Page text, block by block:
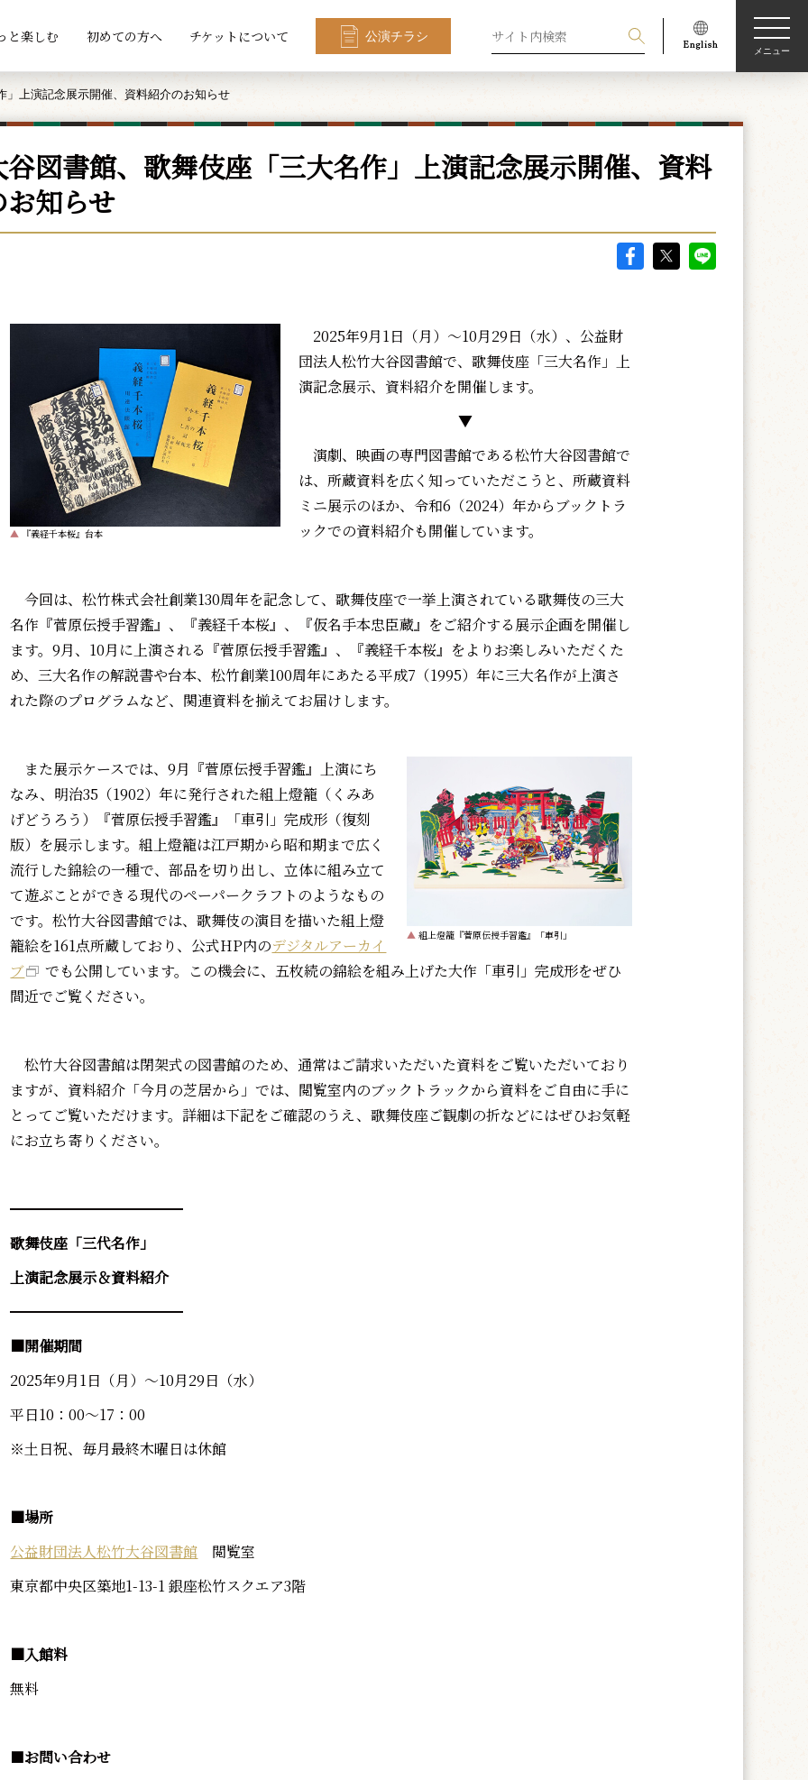
と楽しむ 初めての方へ チケットについて 公演チラシ
メニュー
」上演記念展示開催、資料紹介のお知らせ
図書館、歌舞伎座「三大名作」上演記念展示開催、資料
知らせ
▲ 『義経千本桜』台本
2025年9月1日（月）～10月29日（水）、公益財
団法人松竹大谷図書館で、歌舞伎座「三大名作」上
演記念展示、資料紹介を開催します。
▼
演劇、映画の専門図書館である松竹大谷図書館で
は、所蔵資料を広く知っていただこうと、所蔵資料
ミニ展示のほか、令和6（2024）年からブックトラ
ックでの資料紹介も開催しています。
今回は、松竹株式会社創業130周年を記念して、歌舞伎座で一挙上演されている歌舞伎の三大
名作『菅原伝授手習鑑』、『義経千本桜』、『仮名手本忠臣蔵』をご紹介する展示企画を開催し
ます。9月、10月に上演される『菅原伝授手習鑑』、『義経千本桜』をよりお楽しみいただくた
め、三大名作の解説書や台本、松竹創業100周年にあたる平成7（1995）年に三大名作が上演さ
れた際のプログラムなど、関連資料を揃えてお届けします。
▲ 組上燈籠『菅原伝授手習鑑』「車引」
また展示ケースでは、9月『菅原伝授手習鑑』上演にち
なみ、明治35（1902）年に発行された組上燈籠（くみあ
げどうろう）『菅原伝授手習鑑』「車引」完成形（復刻
版）を展示します。組上燈籠は江戸期から昭和期まで広く
流行した錦絵の一種で、部品を切り出し、立体に組み立て
て遊ぶことができる現代のペーパークラフトのようなもの
です。松竹大谷図書館では、歌舞伎の演目を描いた組上燈
籠絵を161点所蔵しており、公式HP内のデジタルアーカイ
ブ
でも公開しています。この機会に、五枚続の錦絵を組み上げた大作「車引」完成形をぜひ
間近でご覧ください。
松竹大谷図書館は閉架式の図書館のため、通常はご請求いただいた資料をご覧いただいており
ますが、資料紹介「今月の芝居から」では、閲覧室内のブックトラックから資料をご自由に手に
とってご覧いただけます。詳細は下記をご確認のうえ、歌舞伎座ご観劇の折などにはぜひお気軽
にお立ち寄りください。
━━━━━━━━━━━━
歌舞伎座「三代名作」
上演記念展示＆資料紹介
━━━━━━━━━━━━
■開催期間
2025年9月1日（月）～10月29日（水）
平日10：00～17：00
※土日祝、毎月最終木曜日は休館
■場所
公益財団法人松竹大谷図書館 閲覧室
東京都中央区築地1-13-1 銀座松竹スクエア3階
■入館料
無料
■お問い合わせ